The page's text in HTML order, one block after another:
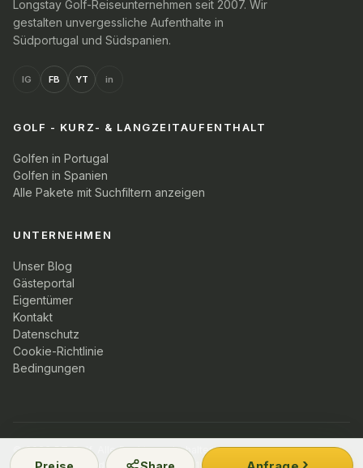
Longstay Golf-Reiseunternehmen seit 2007. Wir
gestalten unvergessliche Aufenthalte in
Südportugal und Südspanien.
IG FB YT in
GOLF - KURZ- & LANGZEITAUFENTHALT
Golfen in Portugal
Golfen in Spanien
Alle Pakete mit Suchfiltern anzeigen
UNTERNEHMEN
Unser Blog
Gästeportal
Eigentümer
Kontakt
Datenschutz
Cookie-Richtlinie
Bedingungen
© 2026 PT Golf. Alle Rechte vorbehalten.
Mitglied Turismo de Portugal · NIF 5219